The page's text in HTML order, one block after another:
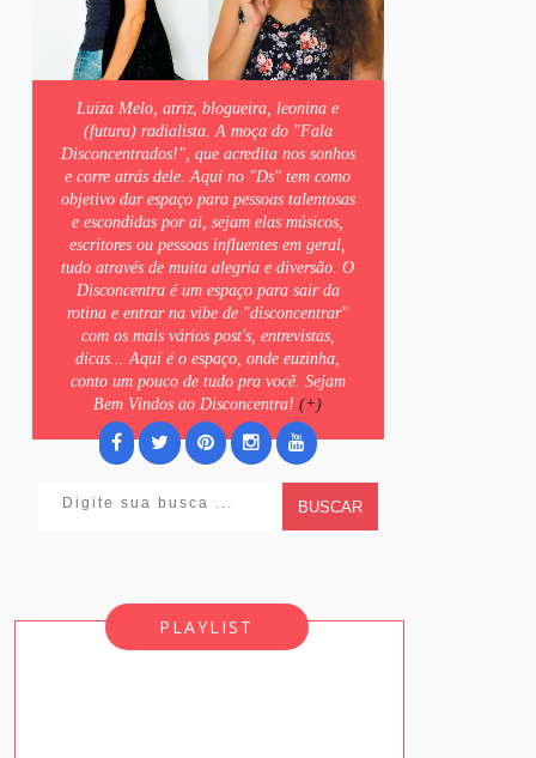
Luiza Melo, atriz, blogueira, leonina e
(futura) radialista. A moça do "Fala
Disconcentrados!", que acredita nos sonhos
e corre atrás dele. Aqui no "Ds" tem como
objetivo dar espaço para pessoas talentosas
e escondidas por ai, sejam elas músicos,
escritores ou pessoas influentes em geral,
tudo através de muita alegria e diversão. O
Disconcentra é um espaço para sair da
rotina e entrar na vibe de "disconcentrar"
com os mais vários post's, entrevistas,
dicas... Aqui é o espaço, onde euzinha,
conto um pouco de tudo pra você. Sejam
Bem Vindos ao Disconcentra!(+)
BUSCAR
PLAYLIST